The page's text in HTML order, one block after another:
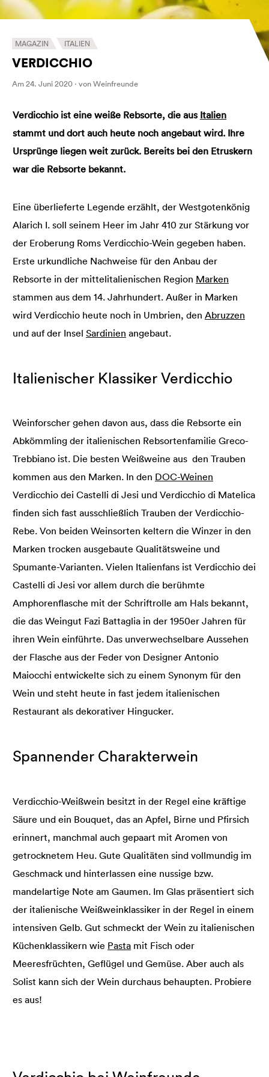
MAGAZIN ITALIEN
VERDICCHIO
Am 24. Juni 2020 · von Weinfreunde
Verdicchio ist eine weiße Rebsorte, die aus Italien
stammt und dort auch heute noch angebaut wird. Ihre
Ursprünge liegen weit zurück. Bereits bei den Etruskern
war die Rebsorte bekannt.
Eine überlieferte Legende erzählt, der Westgotenkönig
Alarich I. soll seinem Heer im Jahr 410 zur Stärkung vor
der Eroberung Roms Verdicchio-Wein gegeben haben.
Erste urkundliche Nachweise für den Anbau der
Rebsorte in der mittelitalienischen Region Marken
stammen aus dem 14. Jahrhundert. Außer in Marken
wird Verdicchio heute noch in Umbrien, den Abruzzen
und auf der Insel Sardinien angebaut.
Italienischer Klassiker Verdicchio
Weinforscher gehen davon aus, dass die Rebsorte ein
Abkömmling der italienischen Rebsortenfamilie Greco-
Trebbiano ist. Die besten Weißweine aus den Trauben
kommen aus den Marken. In den DOC-Weinen
Verdicchio dei Castelli di Jesi und Verdicchio di Matelica
finden sich fast ausschließlich Trauben der Verdicchio-
Rebe. Von beiden Weinsorten keltern die Winzer in den
Marken trocken ausgebaute Qualitätsweine und
Spumante-Varianten. Vielen Italienfans ist Verdicchio dei
Castelli di Jesi vor allem durch die berühmte
Amphorenflasche mit der Schriftrolle am Hals bekannt,
die das Weingut Fazi Battaglia in der 1950er Jahren für
ihren Wein einführte. Das unverwechselbare Aussehen
der Flasche aus der Feder von Designer Antonio
Maiocchi entwickelte sich zu einem Synonym für den
Wein und steht heute in fast jedem italienischen
Restaurant als dekorativer Hingucker.
Spannender Charakterwein
Verdicchio-Weißwein besitzt in der Regel eine kräftige
Säure und ein Bouquet, das an Apfel, Birne und Pfirsich
erinnert, manchmal auch gepaart mit Aromen von
getrocknetem Heu. Gute Qualitäten sind vollmundig im
Geschmack und hinterlassen eine nussige bzw.
mandelartige Note am Gaumen. Im Glas präsentiert sich
der italienische Weißweinklassiker in der Regel in einem
intensiven Gelb. Gut schmeckt der Wein zu italienischen
Küchenklassikern wie Pasta mit Fisch oder
Meeresfrüchten, Geflügel und Gemüse. Aber auch als
Solist kann sich der Wein durchaus behaupten. Probiere
es aus!